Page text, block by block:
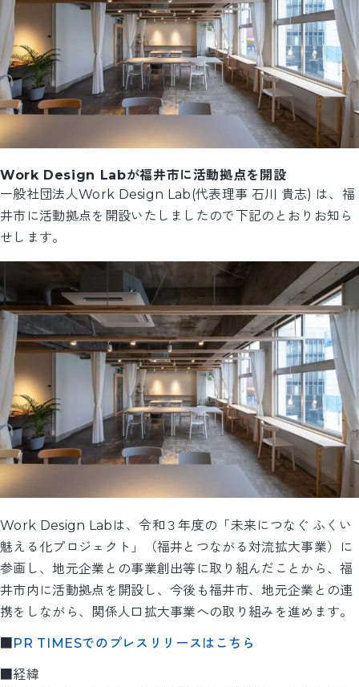
Work Design Labが福井市に活動拠点を開設
一般社団法人Work Design Lab(代表理事 石川 貴志) は、福
井市に活動拠点を開設いたしましたので下記のとおりお知ら
せします。
Work Design Labは、令和３年度の「未来につなぐ ふくい
魅える化プロジェクト」（福井とつながる対流拡大事業）に
参画し、地元企業との事業創出等に取り組んだことから、福
井市内に活動拠点を開設し、今後も福井市、地元企業との連
携をしながら、関係人口拡大事業への取り組みを進めます。
PR TIMESでのプレスリリースはこちら
■経緯